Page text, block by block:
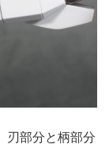
刃部分と柄部分